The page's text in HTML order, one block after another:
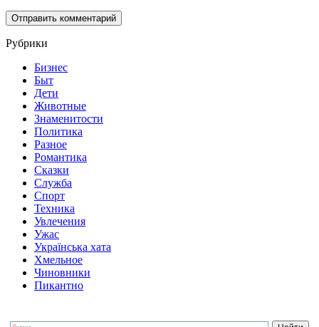
Рубрики
Бизнес
Быт
Дети
Животные
Знаменитости
Политика
Разное
Романтика
Сказки
Служба
Спорт
Техника
Увлечения
Ужас
Українська хата
Хмельное
Чиновники
Пикантно